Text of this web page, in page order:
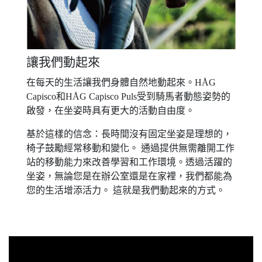
讓我們動起來
在每天的生活讓我們身體自然地動起來。HÅG
Capisco和HÅG Capisco Puls受到騎馬者動態姿勢的
啟發，在坐姿時具有更大的活動自由度。
基於這樣的信念：長時間沒有固定坐姿是理想的，
椅子鼓勵經常移動和變化。 通過提供無需離開工作
站的移動能力來改善學習和工作環境。透過活躍的
坐姿，無論您是在辦公室還是在家裡，我們都能為
您的生活增添活力。 這就是我們動起來的方式。